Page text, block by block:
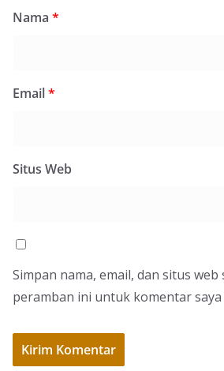
Nama *
Email*
Situs Web
Simpan nama, email, dan situs web
peramban ini untuk komentar